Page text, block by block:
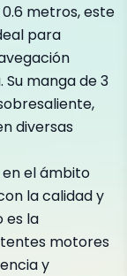
metros, este
para
manga de 3
diversas
el ámbito
la calidad y
es la
motores
y